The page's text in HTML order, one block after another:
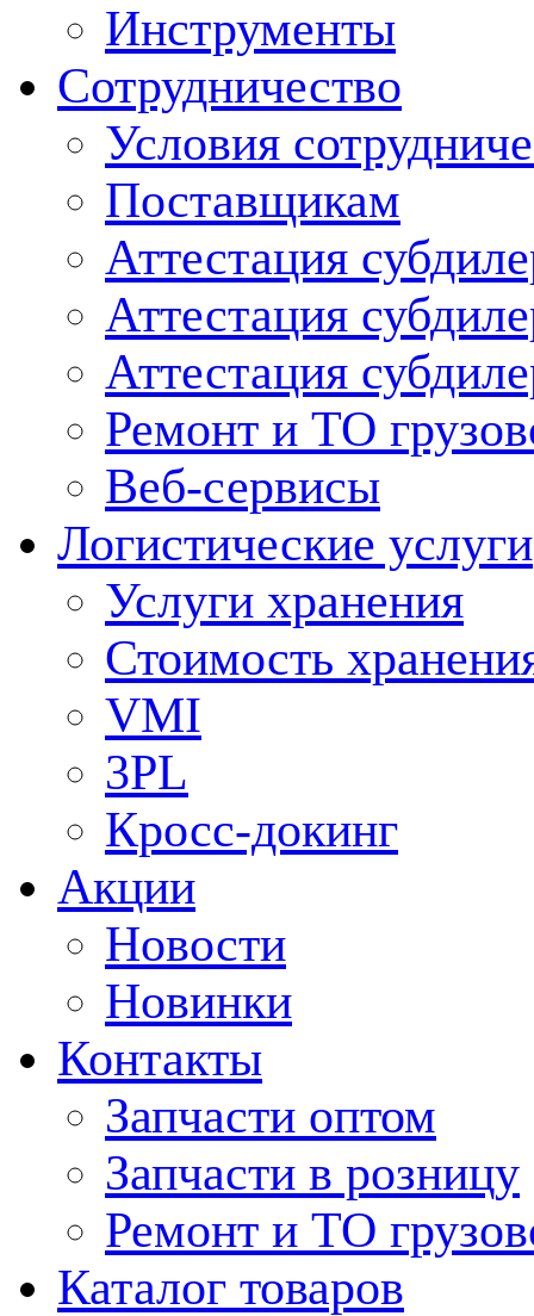
Инструменты
Сотрудничество
Условия
Поставщикам
Аттестация
Аттестация
Аттестация
Ремонт и ТО
Веб-сервисы
Логистические услуги
Услуги хранения
Стоимость
VMI
3PL
Кросс-докинг
Акции
Новости
Новинки
Контакты
Запчасти оптом
Запчасти в розницу
Ремонт и ТО
Каталог товаров